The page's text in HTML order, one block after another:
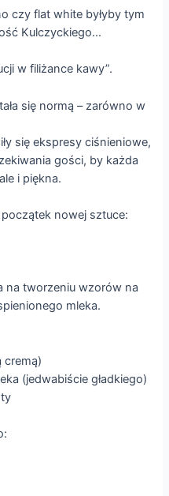
czy flat white byłyby tym
Kulczyckiego…
w filiżance kawy”.
się normą – zarówno w
się ekspresy ciśnieniowe,
gości, by każda
i piękna.
początek nowej sztuce:
na tworzeniu wzorów na
mleka.
cremą)
(jedwabiście gładkiego)